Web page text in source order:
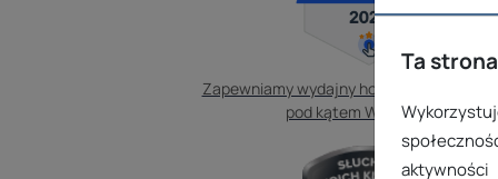
Zapewniamy wydajny hosting
pod kątem WordPressa.
Ta